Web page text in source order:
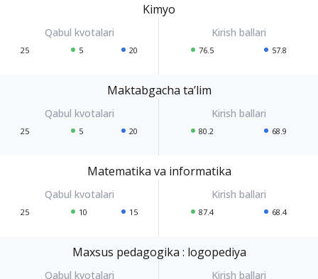
Kimyo
25 5 20 76.5 57.8
Maktabgacha ta’lim
25 5 20 80.2 68.9
Matematika va informatika
25 10 15 87.4 68.4
Maxsus pedagogika : logopediya